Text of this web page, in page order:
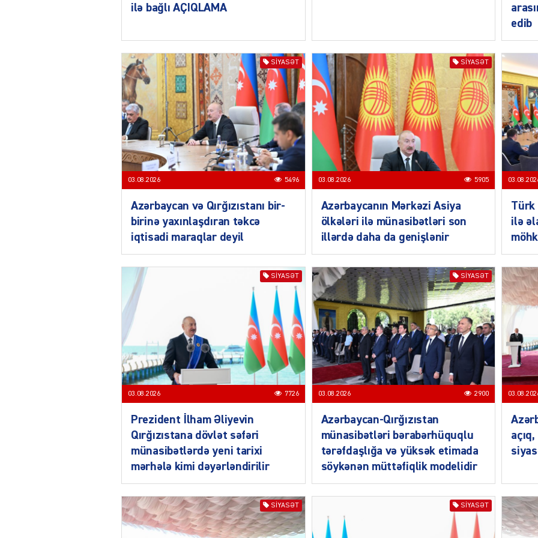
SIYASƏT
SIYASƏT
ilə bağlı AÇIQLAMA
edib
SIYASƏT
03.08.2026 5496
Azərbaycan və Qırğızıstanı bir-
birinə yaxınlaşdıran təkcə
iqtisadi maraqlar deyil
SIYASƏT
03.08.2026 5905
Azərbaycanın Mərkəzi Asiya
ölkələri ilə münasibətləri son
illərdə daha da genişlənir
Türk
ilə
SIYASƏT
03.08.2026 7726
Prezident İlham Əliyevin
Qırğızıstana dövlət səfəri
münasibətlərdə yeni tarixi
mərhələ kimi dəyərləndirilir
SIYASƏT
03.08.2026 2900
Azərbaycan-Qırğızıstan
münasibətləri bərabərhüquqlu
tərəfdaşlığa və yüksək etimada
söykənən müttəfiqlik modelidir
SIYASƏT SIYASƏT